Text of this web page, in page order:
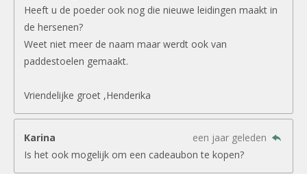
Heeft u de poeder ook nog die nieuwe leidingen maakt in
de hersenen?
Weet niet meer de naam maar werdt ook van
paddestoelen gemaakt.
Vriendelijke groet ,Henderika
Karina
een jaar geleden
Is het ook mogelijk om een cadeaubon te kopen?